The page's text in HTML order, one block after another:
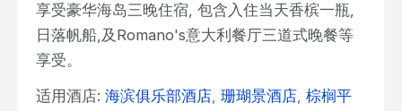
享受豪华海岛三晚住宿, 包含入住当天香槟一瓶,
日落帆船,及Romano's意大利餐厅三道式晚餐等
享受。
适用酒店: 海滨俱乐部酒店, 珊瑚景酒店, 棕榈平